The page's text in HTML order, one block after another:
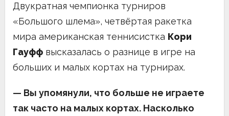
Двукратная чемпионка турниров
«Большого шлема», четвёртая ракетка
мира американская теннисистка Кори
Гауфф высказалась о разнице в игре на
больших и малых кортах на турнирах.
— Вы упомянули, что больше не играете
так часто на малых кортах. Насколько